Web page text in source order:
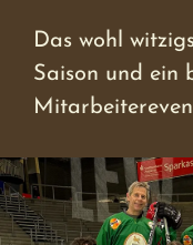
BierFlug
Jobs
Das wohl
Saison und ein